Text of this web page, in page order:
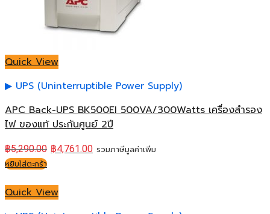
Quick View
UPS (Uninterruptible Power Supply)
APC Back-UPS BK500EI 500VA/300Watts เครื่องสำรอง
ไฟ ของแท้ ประกันศูนย์ 2ปี
฿5,290.00 ฿4,761.00 รวมภาษีมูลค่าเพิ่ม
หยิบใส่ตะกร้า
Quick View